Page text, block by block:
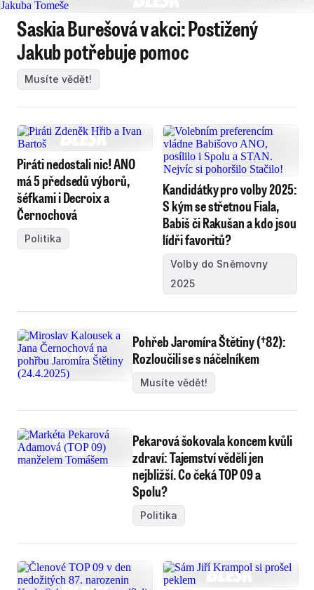
Saskia Burešová v akci: Postižený
Jakub potřebuje pomoc
Musíte vědět!
Piráti nedostali nic! ANO
má 5 předsedů výborů,
šéfkami i Decroix a
Černochová
Politika
Kandidátky pro volby 2025:
S kým se střetnou Fiala,
Babiš či Rakušan a kdo jsou
lídři favoritů?
Volby do Sněmovny
2025
Pohřeb Jaromíra Štětiny (†82):
Rozloučili se s náčelníkem
Musíte vědět!
Pekarová šokovala koncem kvůli
zdraví: Tajemství věděli jen
nejbližší. Co čeká TOP 09 a
Spolu?
Politika